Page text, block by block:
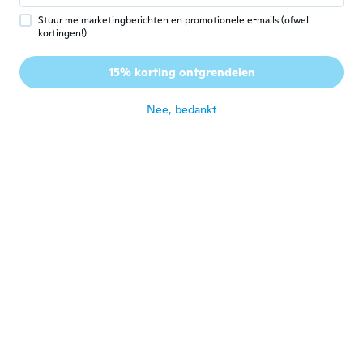
Carole
Lid geworden van 2017 · 39 beoordelingen
Stuur me marketingberichten en promotionele e-mails (ofwel
kortingen!)
15% korting ontgrendelen
Nee, bedankt